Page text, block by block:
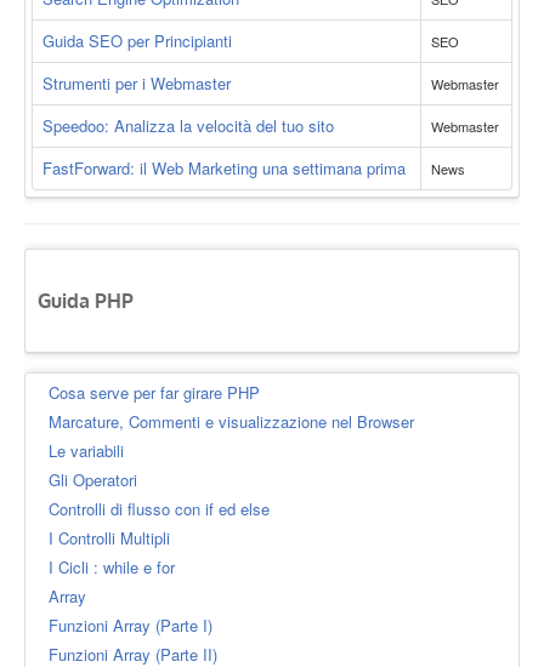
Guida SEO per Principianti SEO
Strumenti per i Webmaster Webmaster
Speedoo: Analizza la velocità del tuo sito Webmaster
FastForward: il Web Marketing una settimana prima News
Guida PHP
Cosa serve per far girare PHP
Marcature, Commenti e visualizzazione nel Browser
Le variabili
Gli Operatori
Controlli di flusso con if ed else
I Controlli Multipli
I Cicli : while e for
Array
Funzioni Array (Parte I)
Funzioni Array (Parte II)